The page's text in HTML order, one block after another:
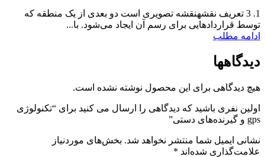
1. 3 تعریف نقشهنقشه تصویری است دو بعدی از یک منطقه که
توسط قراردادهایی برای رسم آن ایجاد می‌شود. با...
ادامه مطلب
دیدگاهها
هیچ دیدگاهی برای این محصول نوشته نشده است.
اولین نفری باشید که دیدگاهی را ارسال می کنید برای “تکنولوژی
gps و گیرنده‌های دستی”
نشانی ایمیل شما منتشر نخواهد شد. بخش‌های موردنیاز
علامت‌گذاری شده‌اند *